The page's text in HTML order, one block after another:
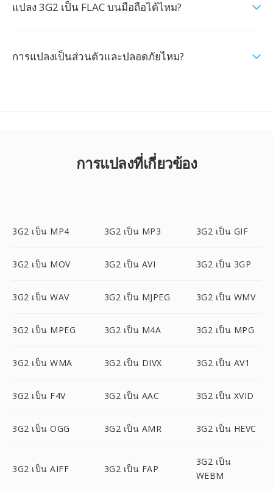
แปลง 3G2 เป็น FLAC บนมือถือได้ไหม?
การแปลงเป็นส่วนตัวและปลอดภัยไหม?
การแปลงที่เกี่ยวข้อง
3G2 เป็น MP4 3G2 เป็น MP3 3G2 เป็น GIF
3G2 เป็น MOV 3G2 เป็น AVI 3G2 เป็น 3GP
3G2 เป็น WAV 3G2 เป็น MJPEG 3G2 เป็น WMV
3G2 เป็น MPEG 3G2 เป็น M4A 3G2 เป็น MPG
3G2 เป็น WMA 3G2 เป็น DIVX 3G2 เป็น AV1
3G2 เป็น F4V 3G2 เป็น AAC 3G2 เป็น XVID
3G2 เป็น OGG 3G2 เป็น AMR 3G2 เป็น HEVC
3G2 เป็น AIFF 3G2 เป็น FAP
3G2 เป็น
WEBM